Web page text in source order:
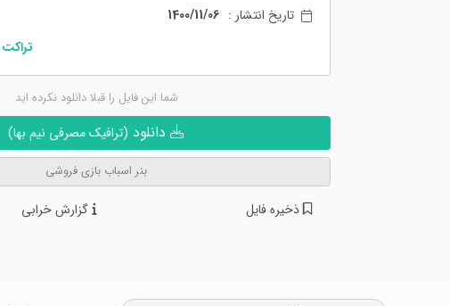
تاریخ انتشار : 1400/11/06
شما این فایل را قبلا دانلود نکرده اید
(ترافیک مصرفی نیم بها)
بنر اسباب بازی فروشی
ذخیره فایل گزارش خرابی